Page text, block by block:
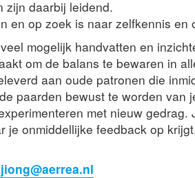
zijn daarbij leidend.
en op zoek is naar zelfkennis en
mogelijk handvatten en
om de balans te bewaren in
aan oude patronen die
paarden bewust te worden van
met nieuw gedrag.
je onmiddellijke feedback op